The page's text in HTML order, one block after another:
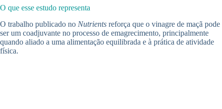
O que esse estudo representa
O trabalho publicado no Nutrients reforça que o vinagre de maçã pode
ser um coadjuvante no processo de emagrecimento, principalmente
quando aliado a uma alimentação equilibrada e à prática de atividade
física.